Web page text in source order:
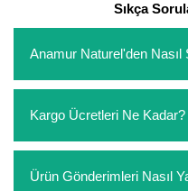
Sıkça
Anamur Naturel'den Nasıl
oluşturarak,iletişim
whatsapp hattımızdan
ödemelerini sipariş
Kargo Ücretleri Ne Kadar?
etmeyin diye 1500 lira ve
Ürün Gönderimleri Nasıl